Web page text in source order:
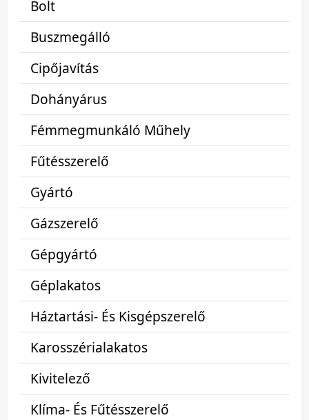
Bolt
Buszmegálló
Cipőjavítás
Dohányárus
Fémmegmunkáló Műhely
Fűtésszerelő
Gyártó
Gázszerelő
Gépgyártó
Géplakatos
Háztartási- És Kisgépszerelő
Karosszérialakatos
Kivitelező
Klíma- És Fűtésszerelő